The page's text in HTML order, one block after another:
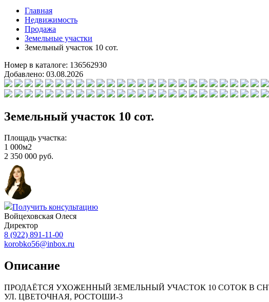
Главная
Недвижимость
Продажа
Земельные участки
Земельный участок 10 сот.
Номер в каталоге: 136562930
Добавлено: 03.08.2026
Земельный участок 10 сот.
Площадь участка:
1 000м2
2 350 000 руб.
Получить консультацию
Войцеховская Олеся
Директор
8 (922) 891-11-00
korobko56@inbox.ru
Описание
ПРОДАЁТСЯ УХОЖЕННЫЙ ЗЕМЕЛЬНЫЙ УЧАСТОК 10 СОТОК В
УЛ. ЦВЕТОЧНАЯ, РОСТОШИ-3